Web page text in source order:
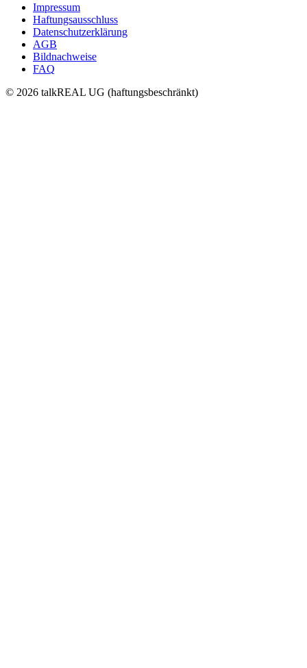
Impressum
Haftungsausschluss
Datenschutzerklärung
AGB
Bildnachweise
FAQ
© 2026 talkREAL UG (haftungsbeschränkt)